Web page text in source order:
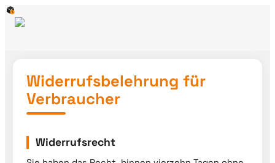
Widerrufsbelehrung für
Verbraucher
Widerrufsrecht